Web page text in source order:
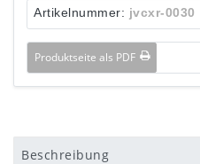
Artikelnummer: jvcxr-0030
Produktseite als PDF
Beschreibung